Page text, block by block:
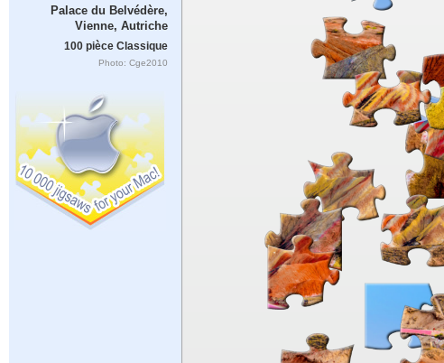
Palace du Belvédère,
Vienne, Autriche
100 pièce Classique
Photo: Cge2010